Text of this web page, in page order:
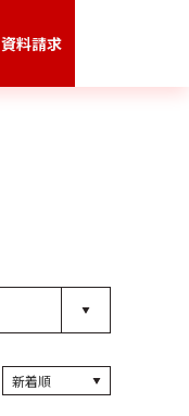
資料請求